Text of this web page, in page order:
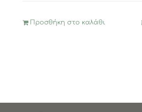
Προσθήκη στο καλάθι